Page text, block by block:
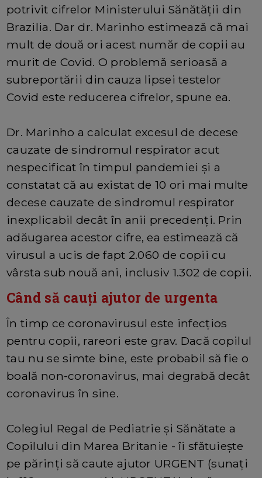
potrivit cifrelor Ministerului Sănătății din
Brazilia. Dar dr. Marinho estimează că mai
mult de două ori acest număr de copii au
murit de Covid. O problemă serioasă a
subreportării din cauza lipsei testelor
Covid este reducerea cifrelor, spune ea.
Dr. Marinho a calculat excesul de decese
cauzate de sindromul respirator acut
nespecificat în timpul pandemiei și a
constatat că au existat de 10 ori mai multe
decese cauzate de sindromul respirator
inexplicabil decât în ​​anii precedenți. Prin
adăugarea acestor cifre, ea estimează că
virusul a ucis de fapt 2.060 de copii cu
vârsta sub nouă ani, inclusiv 1.302 de copii.
Când să cauți ajutor de urgenta
În timp ce coronavirusul este infecțios
pentru copii, rareori este grav. Dacă copilul
tau nu se simte bine, este probabil să fie o
boală non-coronavirus, mai degrabă decât
coronavirus în sine.
Colegiul Regal de Pediatrie și Sănătate a
Copilului din Marea Britanie - îi sfătuiește
pe părinți să caute ajutor URGENT (sunați